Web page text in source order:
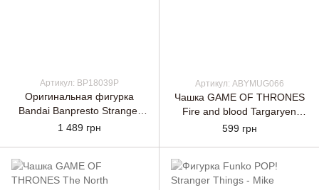
Артикул: BP18039P
Оригинальная фигурка
Bandai Banpresto Stranger
Things - Q Posket Dustin
1 489 грн
Артикул: ABYMUG066
Чашка GAME OF THRONES
Fire and blood Targaryen
(Игра Престолов) 460 мл
599 грн